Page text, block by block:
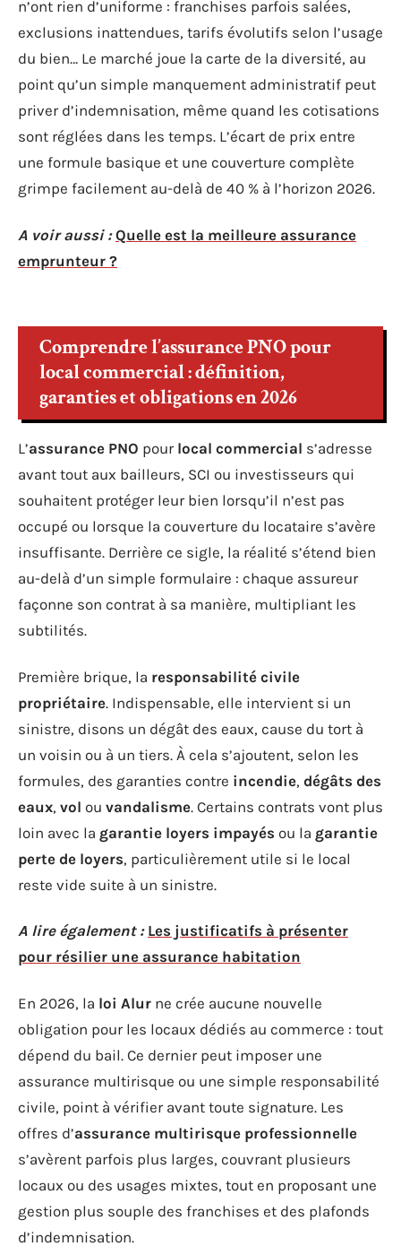
n’ont rien d’uniforme : franchises parfois salées,
exclusions inattendues, tarifs évolutifs selon l’usage
du bien… Le marché joue la carte de la diversité, au
point qu’un simple manquement administratif peut
priver d’indemnisation, même quand les cotisations
sont réglées dans les temps. L’écart de prix entre
une formule basique et une couverture complète
grimpe facilement au-delà de 40 % à l’horizon 2026.
A voir aussi : Quelle est la meilleure assurance
emprunteur ?
Comprendre l’assurance PNO pour
local commercial : définition,
garanties et obligations en 2026
L’assurance PNO pour local commercial s’adresse
avant tout aux bailleurs, SCI ou investisseurs qui
souhaitent protéger leur bien lorsqu’il n’est pas
occupé ou lorsque la couverture du locataire s’avère
insuffisante. Derrière ce sigle, la réalité s’étend bien
au-delà d’un simple formulaire : chaque assureur
façonne son contrat à sa manière, multipliant les
subtilités.
Première brique, la responsabilité civile
propriétaire. Indispensable, elle intervient si un
sinistre, disons un dégât des eaux, cause du tort à
un voisin ou à un tiers. À cela s’ajoutent, selon les
formules, des garanties contre incendie, dégâts des
eaux, vol ou vandalisme. Certains contrats vont plus
loin avec la garantie loyers impayés ou la garantie
perte de loyers, particulièrement utile si le local
reste vide suite à un sinistre.
A lire également : Les justificatifs à présenter
pour résilier une assurance habitation
En 2026, la loi Alur ne crée aucune nouvelle
obligation pour les locaux dédiés au commerce : tout
dépend du bail. Ce dernier peut imposer une
assurance multirisque ou une simple responsabilité
civile, point à vérifier avant toute signature. Les
offres d’assurance multirisque professionnelle
s’avèrent parfois plus larges, couvrant plusieurs
locaux ou des usages mixtes, tout en proposant une
gestion plus souple des franchises et des plafonds
d’indemnisation.